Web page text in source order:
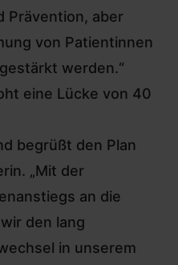
Prävention, aber
von Patientinnen
werden.“
eine Lücke von 40
begrüßt den Plan
„Mit der
an die
den lang
in unserem